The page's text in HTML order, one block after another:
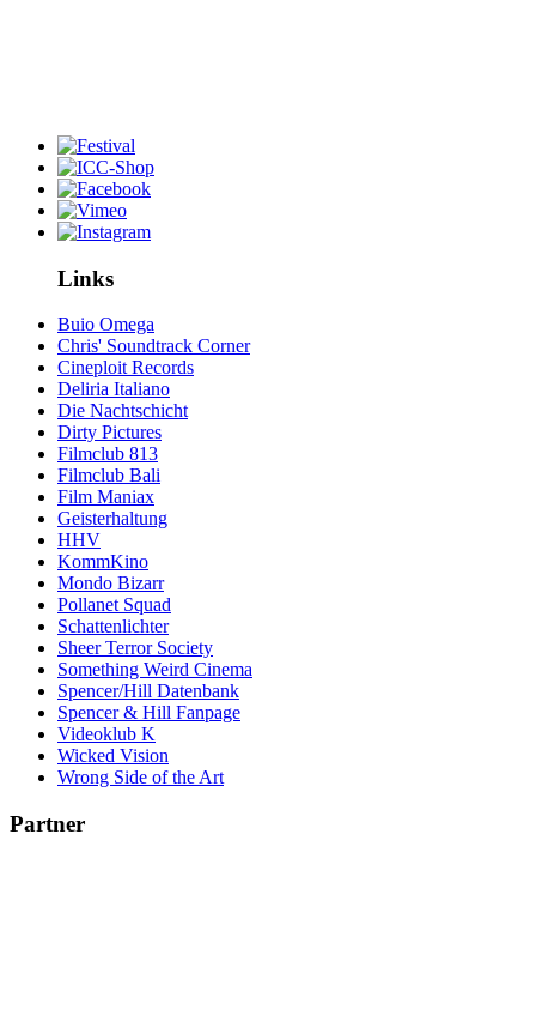
Links
Buio Omega
Chris' Soundtrack Corner
Cineploit Records
Deliria Italiano
Die Nachtschicht
Dirty Pictures
Filmclub 813
Filmclub Bali
Film Maniax
Geisterhaltung
HHV
KommKino
Mondo Bizarr
Pollanet Squad
Schattenlichter
Sheer Terror Society
Something Weird Cinema
Spencer/Hill Datenbank
Spencer & Hill Fanpage
Videoklub K
Wicked Vision
Wrong Side of the Art
Partner